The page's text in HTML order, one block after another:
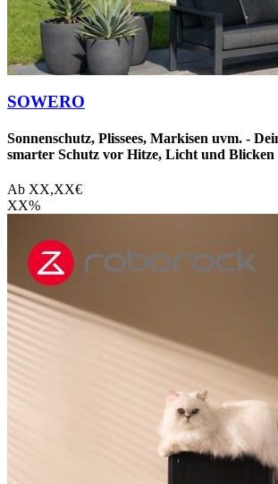
SOWERO
Sonnenschutz, Plissees, Markisen uvm. -
smarter Schutz vor Hitze, Licht und Blicken
Ab XX,XX€
XX%